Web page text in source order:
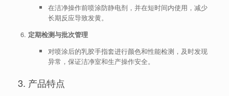
在洁净操作前喷涂防静电剂，并在短时间内使用，减少
长期反应导致发黄。
定期检测与批次管理
对喷涂后的乳胶手指套进行颜色和性能检测，及时发现
异常，保证洁净室和生产操作安全。
3. 产品特点